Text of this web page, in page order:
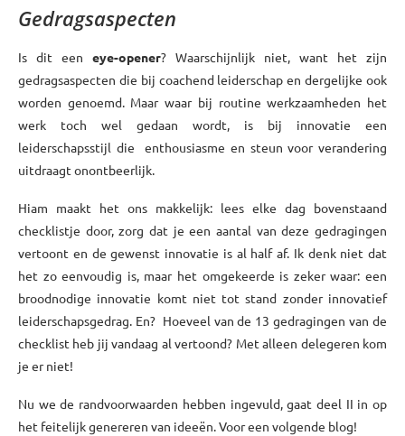
Gedragsaspecten
Is dit een eye-opener? Waarschijnlijk niet, want het zijn
gedragsaspecten die bij coachend leiderschap en dergelijke ook
worden genoemd. Maar waar bij routine werkzaamheden het
werk toch wel gedaan wordt, is bij innovatie een
leiderschapsstijl die enthousiasme en steun voor verandering
uitdraagt onontbeerlijk.
Hiam maakt het ons makkelijk: lees elke dag bovenstaand
checklistje door, zorg dat je een aantal van deze gedragingen
vertoont en de gewenst innovatie is al half af. Ik denk niet dat
het zo eenvoudig is, maar het omgekeerde is zeker waar: een
broodnodige innovatie komt niet tot stand zonder innovatief
leiderschapsgedrag. En? Hoeveel van de 13 gedragingen van de
checklist heb jij vandaag al vertoond? Met alleen delegeren kom
je er niet!
Nu we de randvoorwaarden hebben ingevuld, gaat deel II in op
het feitelijk genereren van ideeën. Voor een volgende blog!